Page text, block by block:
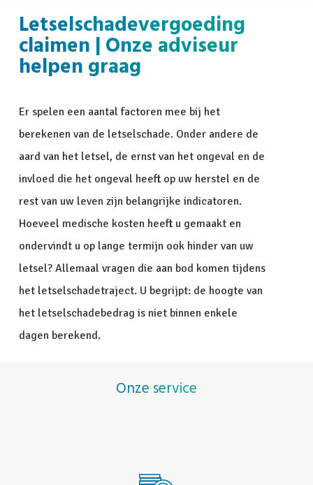
Letselschadevergoeding
claimen | Onze adviseur
helpen graag
Er spelen een aantal factoren mee bij het
berekenen van de letselschade. Onder andere de
aard van het letsel, de ernst van het ongeval en de
invloed die het ongeval heeft op uw herstel en de
rest van uw leven zijn belangrijke indicatoren.
Hoeveel medische kosten heeft u gemaakt en
ondervindt u op lange termijn ook hinder van uw
letsel? Allemaal vragen die aan bod komen tijdens
het letselschadetraject. U begrijpt: de hoogte van
het letselschadebedrag is niet binnen enkele
dagen berekend.
Onze service